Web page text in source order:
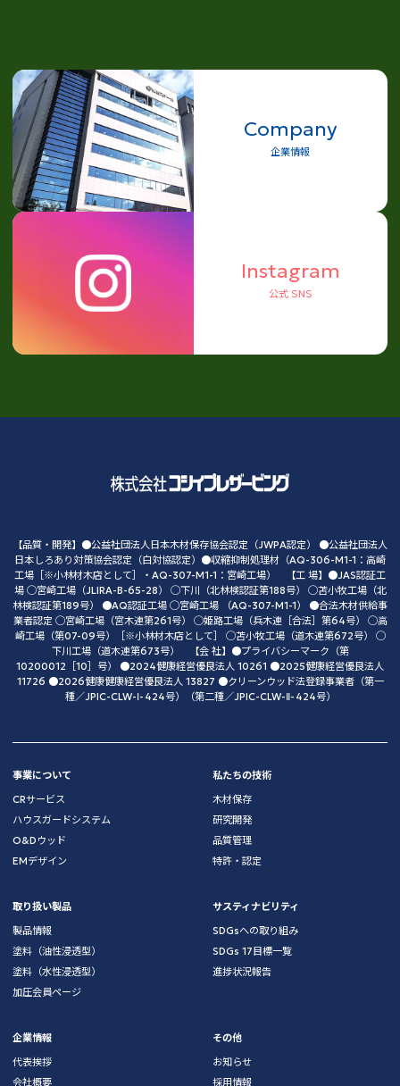
Company
企業情報
Instagram
公式 SNS
【品質・開発】●公益社団法人日本木材保存協会認定（JWPA認定） ●公益社団法人
日本しろあり対策協会認定（白対協認定）●収縮抑制処理材（AQ-306-M1-1：高崎
工場［※小林材木店として］・AQ-307-M1-1：宮崎工場） 【工 場】●JAS認証工
場 ◯宮崎工場（JLIRA-B-65-28） ◯下川（北林検認証第188号） ◯苫小牧工場（北
林検認証第189号） ●AQ認証工場 ◯宮崎工場 （AQ-307-M1-1） ●合法木材供給事
業者認定 ◯宮崎工場（宮木連第261号） ◯姫路工場（兵木連［合法］第64号） ◯高
崎工場（第07-09号）［※小林材木店として］ ◯苫小牧工場（道木連第672号） ◯
下川工場（道木連第673号） 【会 社】●プライバシーマーク（第
10200012［10］号） ●2024健康経営優良法人 10261 ●2025健康経営優良法人
11726 ●2026健康健康経営優良法人 13827 ●クリーンウッド法登録事業者（第一
種／JPIC-CLW-Ⅰ-424号）（第二種／JPIC-CLW-Ⅱ-424号）
事業について
CRサービス
ハウスガードシステム
O&Dウッド
EMデザイン
私たちの技術
木材保存
研究開発
品質管理
特許・認定
取り扱い製品
製品情報
塗料（油性浸透型）
塗料（水性浸透型）
加圧会員ページ
サスティナビリティ
SDGsへの取り組み
SDGs 17目標一覧
進捗状況報告
企業情報
代表挨拶
会社概要
その他
お知らせ
採用情報